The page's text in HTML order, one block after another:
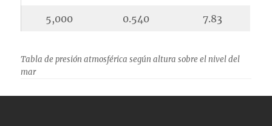
5,000 0.540 7.83
Tabla de presión atmosférica según altura sobre el nivel del
mar